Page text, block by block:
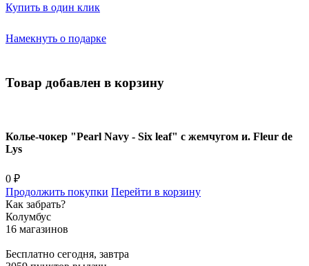
Купить в один клик
Намекнуть о подарке
Товар добавлен в корзину
Колье-чокер "Pearl Navy - Six leaf" с жемчугом и. Fleur de
Lys
0 ₽
Продолжить покупки Перейти в корзину
Как забрать?
Колумбус
16 магазинов
Бесплатно сегодня, завтра